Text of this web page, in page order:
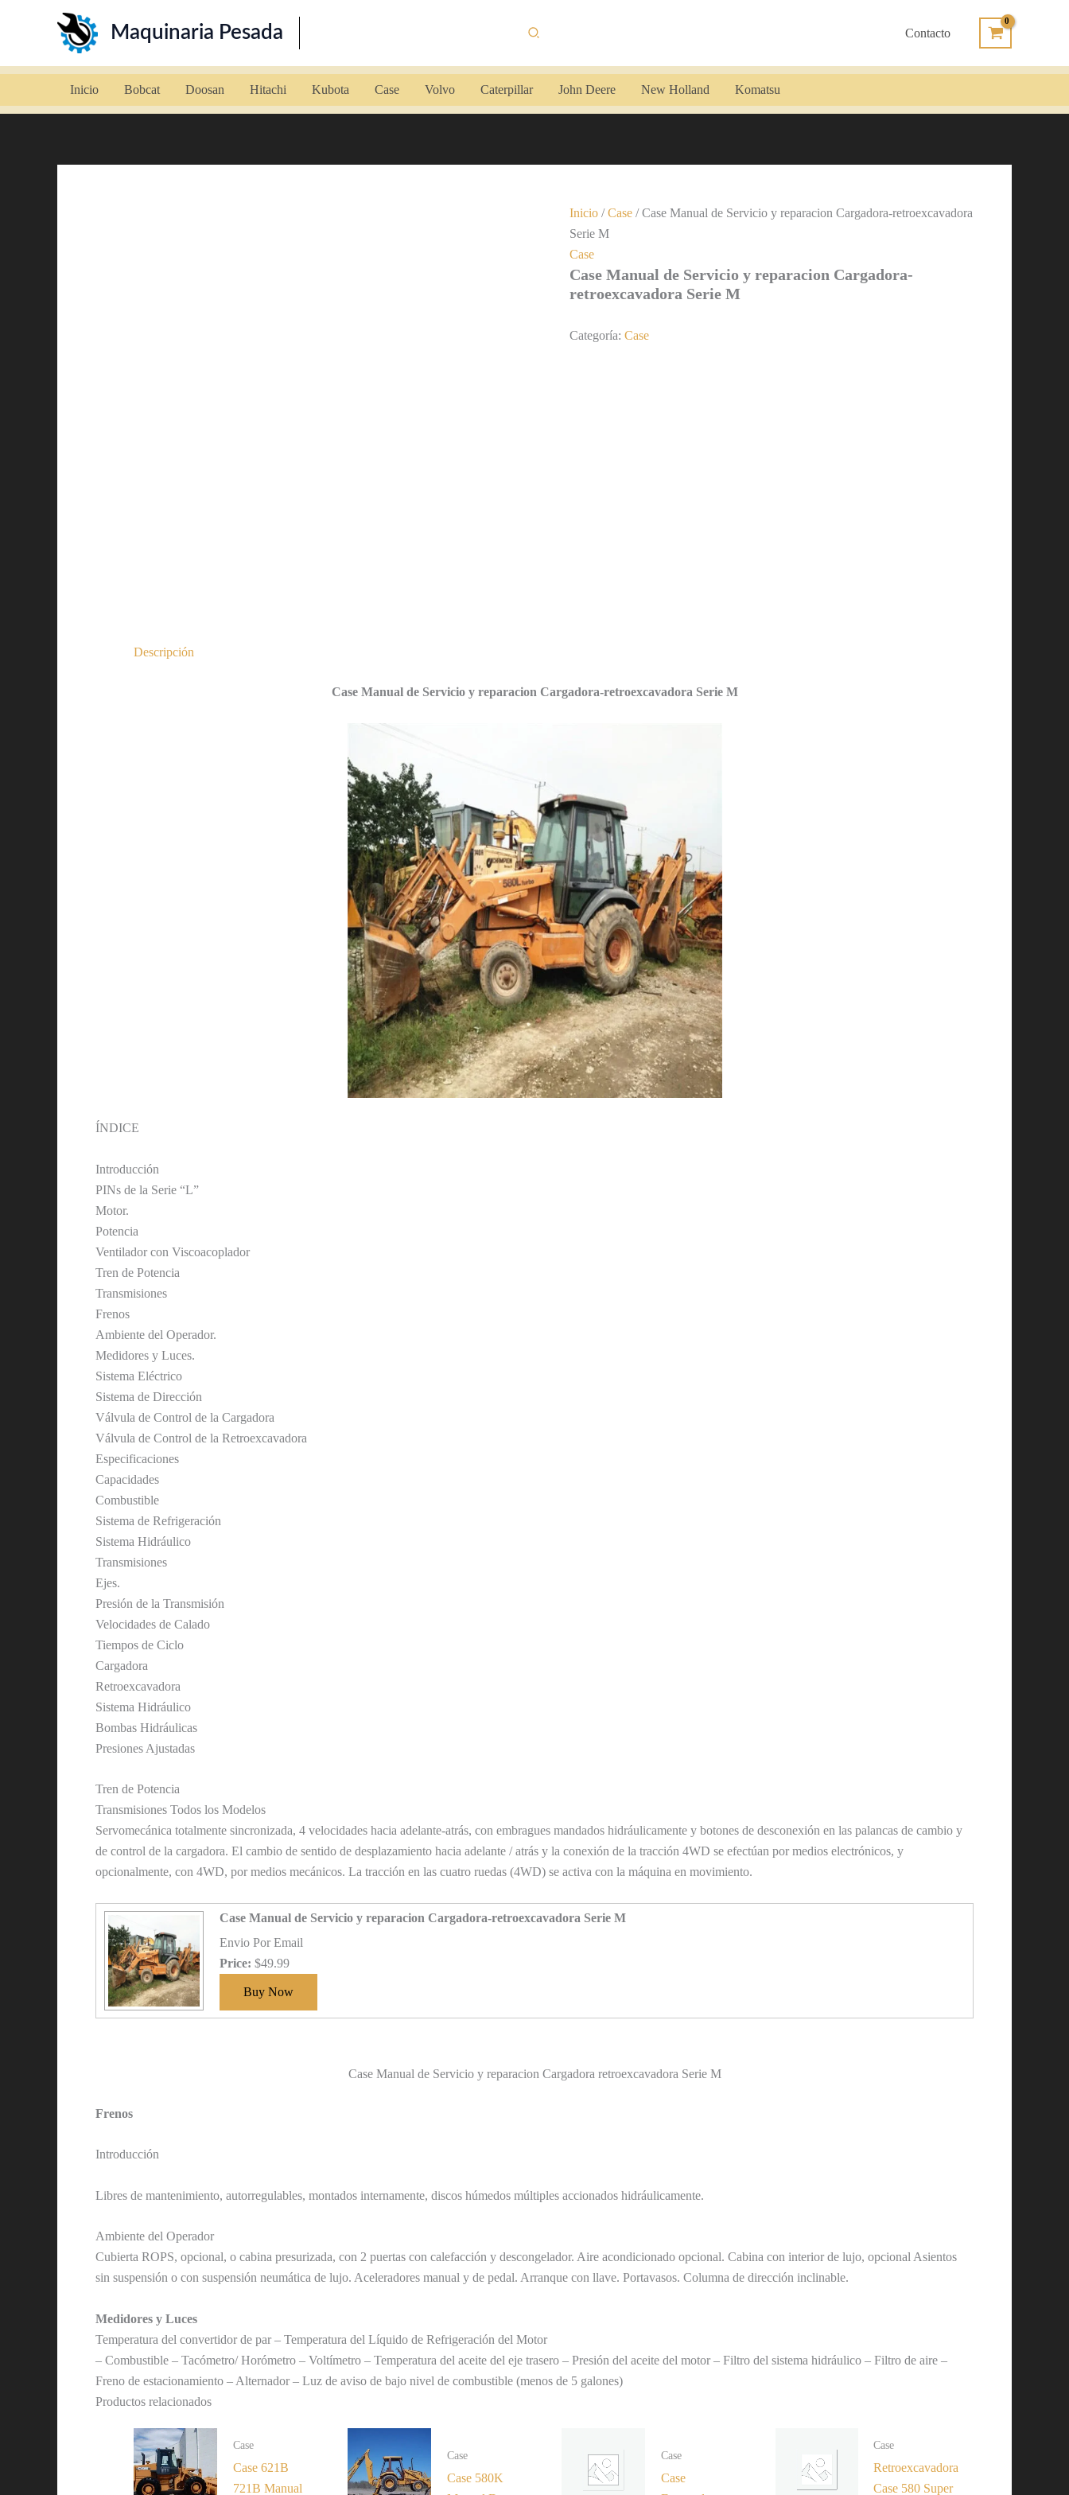
Maquinaria Pesada Buscar Contacto
Inicio Bobcat Doosan Hitachi Kubota Case Volvo Caterpillar John Deere New Holland Komatsu
Inicio /Case / Case Manual de Servicio y reparacion Cargadora-retroexcavadora
Serie M
Case
Case Manual de Servicio y reparacion Cargadora-
retroexcavadora Serie M
Categoría:Case
Descripción
Case Manual de Servicio y reparacion Cargadora-retroexcavadora Serie M
ÍNDICE
Introducción
PINs de la Serie “L”
Motor.
Potencia
Ventilador con Viscoacoplador
Tren de Potencia
Transmisiones
Frenos
Ambiente del Operador.
Medidores y Luces.
Sistema Eléctrico
Sistema de Dirección
Válvula de Control de la Cargadora
Válvula de Control de la Retroexcavadora
Especificaciones
Capacidades
Combustible
Sistema de Refrigeración
Sistema Hidráulico
Transmisiones
Ejes.
Presión de la Transmisión
Velocidades de Calado
Tiempos de Ciclo
Cargadora
Retroexcavadora
Sistema Hidráulico
Bombas Hidráulicas
Presiones Ajustadas
Tren de Potencia
Transmisiones Todos los Modelos
Servomecánica totalmente sincronizada, 4 velocidades hacia adelante-atrás, con embragues mandados hidráulicamente y botones de desconexión en las palancas de cambio y
de control de la cargadora. El cambio de sentido de desplazamiento hacia adelante / atrás y la conexión de la tracción 4WD se efectúan por medios electrónicos, y
opcionalmente, con 4WD, por medios mecánicos. La tracción en las cuatro ruedas (4WD) se activa con la máquina en movimiento.
Case Manual de Servicio y reparacion Cargadora-retroexcavadora Serie M
Envio Por Email
Price: $49.99
Case Manual de Servicio y reparacion Cargadora retroexcavadora Serie M
Frenos
Introducción
Libres de mantenimiento, autorregulables, montados internamente, discos húmedos múltiples accionados hidráulicamente.
Ambiente del Operador
Cubierta ROPS, opcional, o cabina presurizada, con 2 puertas con calefacción y descongelador. Aire acondicionado opcional. Cabina con interior de lujo, opcional Asientos
sin suspensión o con suspensión neumática de lujo. Aceleradores manual y de pedal. Arranque con llave. Portavasos. Columna de dirección inclinable.
Medidores y Luces
Temperatura del convertidor de par – Temperatura del Líquido de Refrigeración del Motor
– Combustible – Tacómetro/ Horómetro – Voltímetro – Temperatura del aceite del eje trasero – Presión del aceite del motor – Filtro del sistema hidráulico – Filtro de aire –
Freno de estacionamiento – Alternador – Luz de aviso de bajo nivel de combustible (menos de 5 galones)
Productos relacionados
Case
Case 621B
721B Manual
Case
Case 580K
Case
Case
Case
Retroexcavadora
Case 580 Super